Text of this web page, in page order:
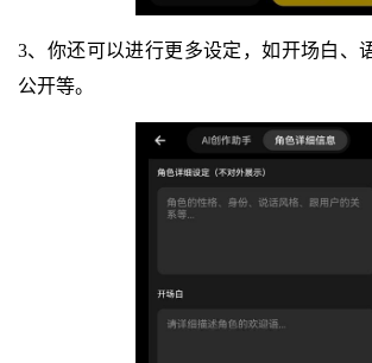
3、你还可以进行更多设定，如开场白、
公开等。